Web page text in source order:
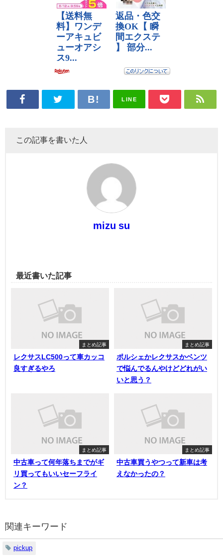
LINE
この記事を書いた人
mizu su
最近書いた記事
まとめ記事
レクサスLC500って車カッコ
良すぎるやろ
まとめ記事
ポルシェかレクサスかベンツ
で悩んでるんやけどどれがい
いと思う？
まとめ記事
中古車って何年落ちまでがギ
リ買ってもいいセーフライ
ン？
まとめ記事
中古車買うやつって新車は考
えなかったの？
関連キーワード
pickup